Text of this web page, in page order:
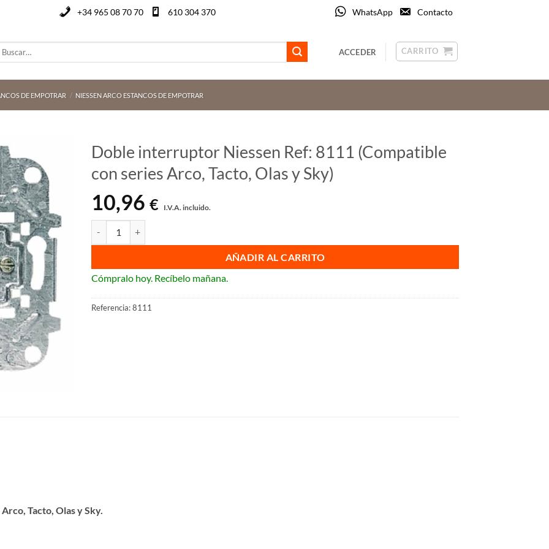
+34 965 08 70 70 610 304 370 WhatsApp Contacto
ACCEDER CARRITO
DE EMPOTRAR / NIESSEN ARCO ESTANCOS DE EMPOTRAR
Doble interruptor Niessen Ref: 8111 (Compatible
con series Arco, Tacto, Olas y Sky)
10,96 € I.V.A. incluido.
AÑADIR AL CARRITO
Cómpralo hoy. Recíbelo mañana.
Referencia:8111
Tacto, Olas y Sky.